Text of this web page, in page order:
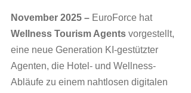
November 2025 – EuroForce hat
Wellness Tourism Agents vorgestellt,
eine neue Generation KI-gestützter
Agenten, die Hotel- und Wellness-
Abläufe zu einem nahtlosen digitalen